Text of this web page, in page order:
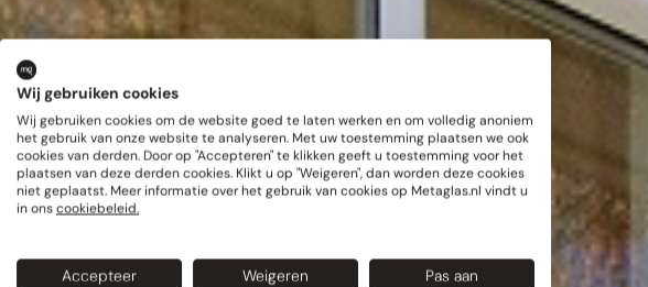
Wij gebruiken cookies
Wij gebruiken cookies om de website goed te laten werken en om volledig anoniem
het gebruik van onze website te analyseren. Met uw toestemming plaatsen we ook
cookies van derden. Door op "Accepteren" te klikken geeft u toestemming voor het
plaatsen van deze derden cookies. Klikt u op "Weigeren", dan worden deze cookies
niet geplaatst. Meer informatie over het gebruik van cookies op Metaglas.nl vindt u
in onscookiebeleid.
Accepteer Weigeren Pas aan